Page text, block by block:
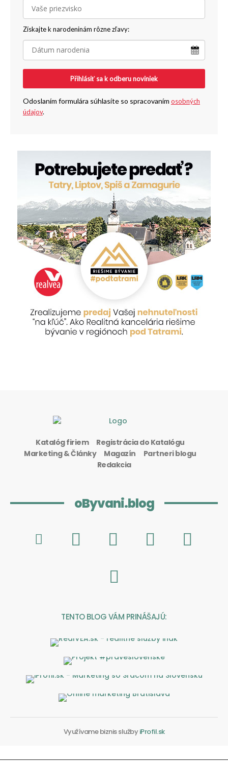
Získajte k narodeninám rôzne zľavy:
Přihlásiť sa k odberu noviniek
Odoslaním formulára súhlasíte so spracovaním osobných
údajov.
Katalóg firiem
Registrácia do Katalógu
Marketing & Články
Magazín
Partneri blogu
Redakcia
oByvani.blog
TENTO BLOG VÁM PRINÁŠAJÚ:
Využívame biznis službyiProfil.sk